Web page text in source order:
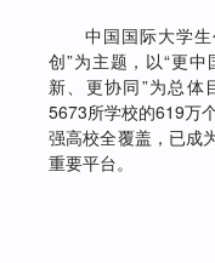
中国国际大学生
创”为主题，以“更
新、更协同”为总体
5673所学校的619万
强高校全覆盖，已成
重要平台。